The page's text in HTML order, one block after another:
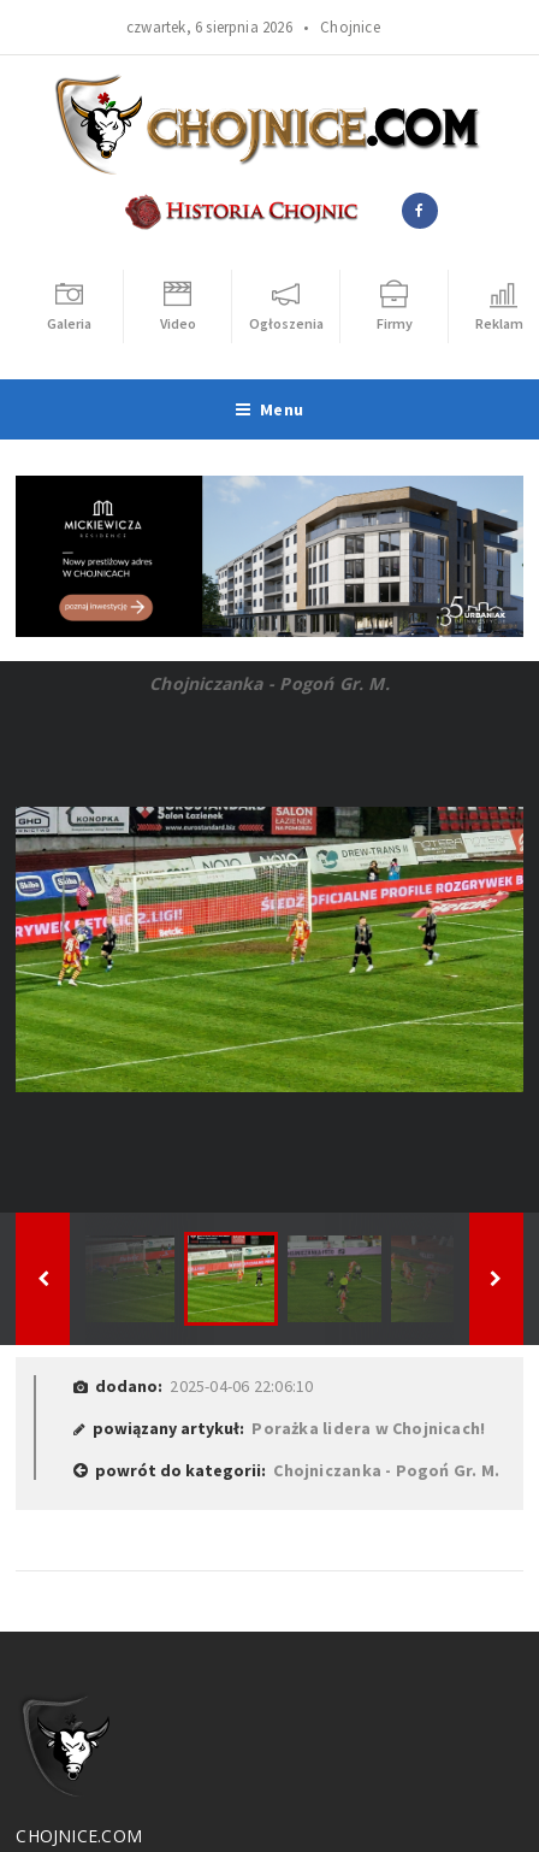
czwartek, 6 sierpnia 2026 • Chojnice
Galeria Video Ogłoszenia Firmy Reklama
Menu
Chojniczanka - Pogoń Gr. M.
dodano: 2025-04-06 22:06:10
powiązany artykuł: Porażka lidera w Chojnicach!
powrót do kategorii: Chojniczanka - Pogoń Gr. M.
CHOJNICE.COM